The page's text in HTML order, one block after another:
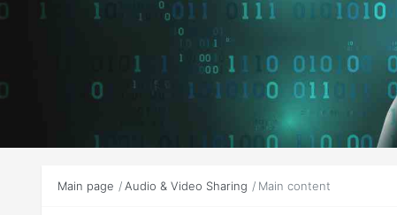
Main page Audio & Video Sharing Main content